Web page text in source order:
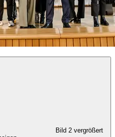
Bild 2 vergrößert